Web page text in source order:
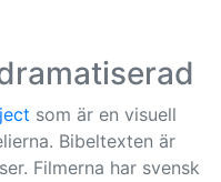
som är en visuell
Bibeltexten är
Filmerna har svensk